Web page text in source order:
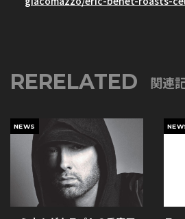
RERELATED 関連
NEWS